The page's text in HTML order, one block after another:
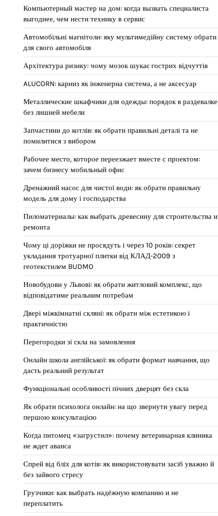
Компьютерный мастер на дом: когда вызвать специалиста
выгоднее, чем нести технику в сервис
Автомобільні магнітоли: яку мультимедійну систему обрати
для свого автомобіля
Архітектура ризику: чому мозок шукає гострих відчуттів
ALUCORN: карниз як інженерна система, а не аксесуар
Металлические шкафчики для одежды: порядок в раздевалке
без лишней мебели
Запчастини до котлів: як обрати правильні деталі та не
помилитися з вибором
Рабочее место, которое переезжает вместе с проектом:
зачем бизнесу мобильный офис
Дренажний насос для чистої води: як обрати правильну
модель для дому і господарства
Пиломатериалы: как выбрать древесину для строительства и
ремонта
Чому ці доріжки не просядуть і через 10 років: секрет
укладання тротуарної плитки від КЛАД-2009 з
геотекстилем BUDMO
Новобудови у Львові: як обрати житловий комплекс, що
відповідатиме реальним потребам
Двері міжкімнатні скляні: як обрати між естетикою і
практичністю
Перегородки зі скла на замовлення
Онлайн школа англійської: як обрати формат навчання, що
дасть реальний результат
Функціональні особливості пічних дверцят без скла
Як обрати психолога онлайн: на що звернути увагу перед
першою консультацією
Когда питомец «загрустил»: почему ветеринарная клиника
не ждет аванса
Спрей від бліх для котів: як використовувати засіб уважно й
без зайвого стресу
Грузчики: как выбрать надёжную компанию и не
переплатить